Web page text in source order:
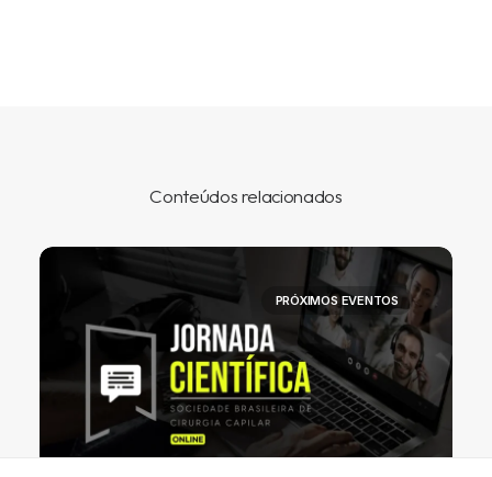
Conteúdos relacionados
PRÓXIMOS EVENTOS